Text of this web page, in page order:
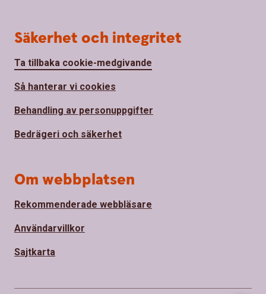
Säkerhet och integritet
Ta tillbaka cookie-medgivande
Så hanterar vi cookies
Behandling av personuppgifter
Bedrägeri och säkerhet
Om webbplatsen
Rekommenderade webbläsare
Användarvillkor
Sajtkarta